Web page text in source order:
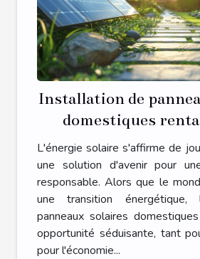
Installation de
domestiques
processus
L'énergie solaire s'affirme de
une solution d'avenir pour
responsable. Alors que le
une transition énergétique,
panneaux solaires
opportunité séduisante, tant
pour l'économie...